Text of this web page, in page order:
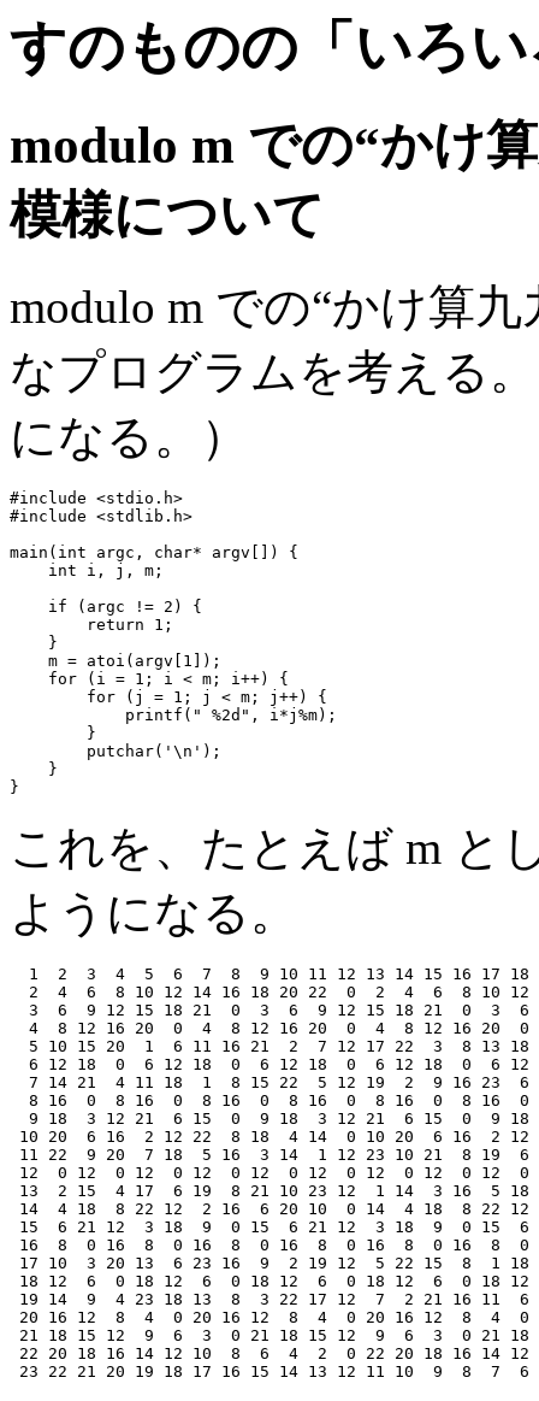
すのものの「いろ
modulo m での“かけ
模様について
modulo m での“かけ算
なプログラムを考える
になる。）
#include <stdio.h>
#include <stdlib.h>
main(int argc, char* argv[]) {
    int i, j, m;
    if (argc != 2) {
        return 1;
    }
    m = atoi(argv[1]);
    for (i = 1; i < m; i++) {
        for (j = 1; j < m; j++) {
            printf(" %2d", i*j%m);
        }
        putchar('\n');
    }
これを、たとえば m と
ようになる。
1  2  3  4  5  6  7  8  9 10 11 12 13 14 15 16 17 18
2  4  6  8 10 12 14 16 18 20 22  0  2  4  6  8 10 12
3  6  9 12 15 18 21  0  3  6  9 12 15 18 21  0  3  6
4  8 12 16 20  0  4  8 12 16 20  0  4  8 12 16 20  0
5 10 15 20  1  6 11 16 21  2  7 12 17 22  3  8 13 18
6 12 18  0  6 12 18  0  6 12 18  0  6 12 18  0  6 12
7 14 21  4 11 18  1  8 15 22  5 12 19  2  9 16 23  6
8 16  0  8 16  0  8 16  0  8 16  0  8 16  0  8 16  0
9 18  3 12 21  6 15  0  9 18  3 12 21  6 15  0  9 18
10 20  6 16  2 12 22  8 18  4 14  0 10 20  6 16  2 12
11 22  9 20  7 18  5 16  3 14  1 12 23 10 21  8 19  6
12  0 12  0 12  0 12  0 12  0 12  0 12  0 12  0 12  0
13  2 15  4 17  6 19  8 21 10 23 12  1 14  3 16  5 18
14  4 18  8 22 12  2 16  6 20 10  0 14  4 18  8 22 12
15  6 21 12  3 18  9  0 15  6 21 12  3 18  9  0 15  6
16  8  0 16  8  0 16  8  0 16  8  0 16  8  0 16  8  0
17 10  3 20 13  6 23 16  9  2 19 12  5 22 15  8  1 18
18 12  6  0 18 12  6  0 18 12  6  0 18 12  6  0 18
19 14  9  4 23 18 13  8  3 22 17 12  7  2 21 16 11  6
20 16 12  8  4  0 20 16 12  8  4  0 20 16 12  8  4  0
21 18 15 12  9  6  3  0 21 18 15 12  9  6  3  0 21
22 20 18 16 14 12 10  8  6  4  2  0 22 20 18 16 14